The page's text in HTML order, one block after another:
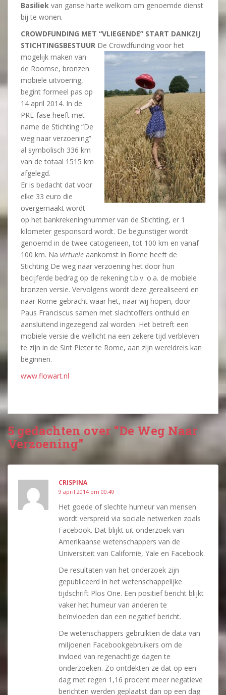
Basiliek van ganse harte welkom om genoemde dienst
bij te wonen.
CROWDFUNDING MET “VLIEGENDE” START DANKZIJ
STICHTINGSBESTUUR De Crowdfunding voor het
mogelijk maken van
de Roomse, bronzen
mobiele uitvoering,
begint formeel pas op
14 april 2014. In de
PRE-fase heeft met
name de Stichting “De
weg naar verzoening”
al symbolisch 336 km
van de totaal 1515 km
afgelegd.
Er is bedacht dat voor
elke 33 euro die
overgemaakt wordt
op het bankrekeningnummer van de Stichting, er 1
kilometer gesponsord wordt. De begunstiger wordt
genoemd in de twee catogerieen, tot 100 km en vanaf
100 km. Na virtuele aankomst in Rome heeft de
Stichting De weg naar verzoening het door hun
becijferde bedrag op de rekening t.b.v. o.a. de mobiele
bronzen versie. Vervolgens wordt deze gerealiseerd en
naar Rome gebracht waar het, naar wij hopen, door
Paus Franciscus samen met slachtoffers onthuld en
aansluitend ingezegend zal worden. Het betreft een
mobiele versie die wellicht na een zekere tijd verbleven
te zijn in de Sint Pieter te Rome, aan zijn wereldreis kan
beginnen.
www.flowart.nl
5 gedachten over “De Weg Naar
Verzoening”
CRISPINA
9 april 2014 om 00:49
Het goede of slechte humeur van mensen
wordt verspreid via sociale netwerken zoals
Facebook. Dat blijkt uit onderzoek van
Amerikaanse wetenschappers van de
Universiteit van Californië, Yale en Facebook.
De resultaten van het onderzoek zijn
gepubliceerd in het wetenschappelijke
tijdschrift Plos One. Een positief bericht blijkt
vaker het humeur van anderen te
beïnvloeden dan een negatief bericht.
De wetenschappers gebruikten de data van
miljoenen Facebookgebruikers om de
invloed van regenachtige dagen te
onderzoeken. Zo ontdekten ze dat op een
dag met regen 1,16 procent meer negatieve
berichten werden geplaatst dan op een dag